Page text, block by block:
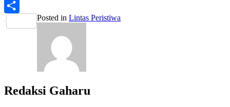
PrintFriendly
Share
Posted in Lintas Peristiwa
Redaksi Gaharu